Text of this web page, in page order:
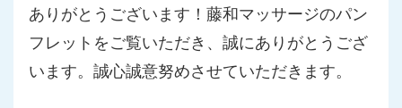
ありがとうございます！藤和マッサージのパン
フレットをご覧いただき、誠にありがとうござ
います。誠心誠意努めさせていただきます。